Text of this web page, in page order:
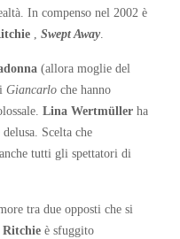
In compenso nel 2002 è
, Swept Away.
(allora moglie del
Giancarlo che hanno
Lina Wertmüller ha
Scelta che
tutti gli spettatori di
tra due opposti che si
Ritchie è sfuggito